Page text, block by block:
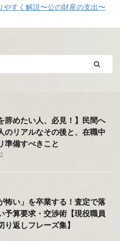
やすく解説〜公の財産の支出〜
辞めたい人、必見！】民間へ
のリアルなその後と、在職中
準備すべきこと
怖い」を卒業する！査定で落
予算要求・交渉術【現役職員
り返しフレーズ集】